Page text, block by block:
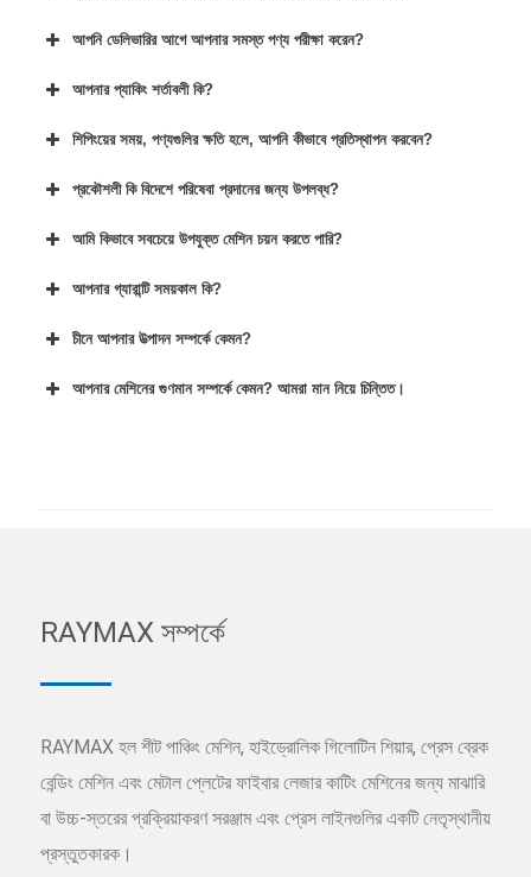
আপনি ডেলিভারির আগে আপনার সমস্ত পণ্য পরীক্ষা করেন?
আপনার প্যাকিং শর্তাবলী কি?
শিপিংয়ের সময়, পণ্যগুলির ক্ষতি হলে, আপনি কীভাবে প্রতিস্থাপন করবেন?
প্রকৌশলী কি বিদেশে পরিষেবা প্রদানের জন্য উপলব্ধ?
আমি কিভাবে সবচেয়ে উপযুক্ত মেশিন চয়ন করতে পারি?
আপনার গ্যারান্টি সময়কাল কি?
চীনে আপনার উত্পাদন সম্পর্কে কেমন?
আপনার মেশিনের গুণমান সম্পর্কে কেমন? আমরা মান নিয়ে চিন্তিত।
RAYMAX সম্পর্কে
RAYMAX হল শীট পাঞ্চিং মেশিন, হাইড্রোলিক গিলোটিন শিয়ার, প্রেস ব্রেক
বেন্ডিং মেশিন এবং মেটাল প্লেটের ফাইবার লেজার কাটিং মেশিনের জন্য মাঝারি
বা উচ্চ-স্তরের প্রক্রিয়াকরণ সরঞ্জাম এবং প্রেস লাইনগুলির একটি নেতৃস্থানীয়
প্রস্তুতকারক।